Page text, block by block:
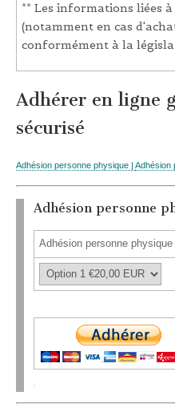
** Les informations liées
(notamment en cas
conformément à la
Adhérer en ligne
sécurisé
Adhésion personne physique | Adhésion
Adhésion personne
Adhésion personne physique